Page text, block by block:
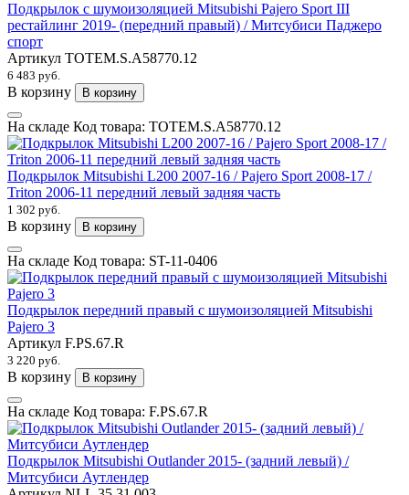
Подкрылок с шумоизоляцией Mitsubishi Pajero Sport III
рестайлинг 2019- (передний правый) / Митсубиси Паджеро
спорт
Артикул TOTEM.S.A58770.12
6 483 руб.
В корзину В корзину
На складе Код товара: TOTEM.S.A58770.12
Подкрылок Mitsubishi L200 2007-16 / Pajero Sport 2008-17 /
Triton 2006-11 передний левый задняя часть
1 302 руб.
В корзину В корзину
На складе Код товара: ST-11-0406
Подкрылок передний правый с шумоизоляцией Mitsubishi
Pajero 3
Артикул F.PS.67.R
3 220 руб.
В корзину В корзину
На складе Код товара: F.PS.67.R
Подкрылок Mitsubishi Outlander 2015- (задний левый) /
Митсубиси Аутлендер